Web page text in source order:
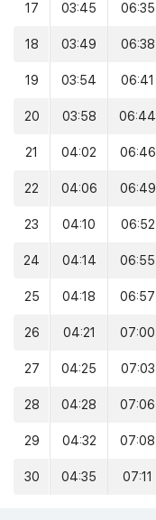
17 03:45 06:35
18 03:49 06:38
19 03:54 06:41
20 03:58 06:44
21 04:02 06:46
22 04:06 06:49
23 04:10 06:52
24 04:14 06:55
25 04:18 06:57
26 04:21 07:00
27 04:25 07:03
28 04:28 07:06
29 04:32 07:08
30 04:35 07:11